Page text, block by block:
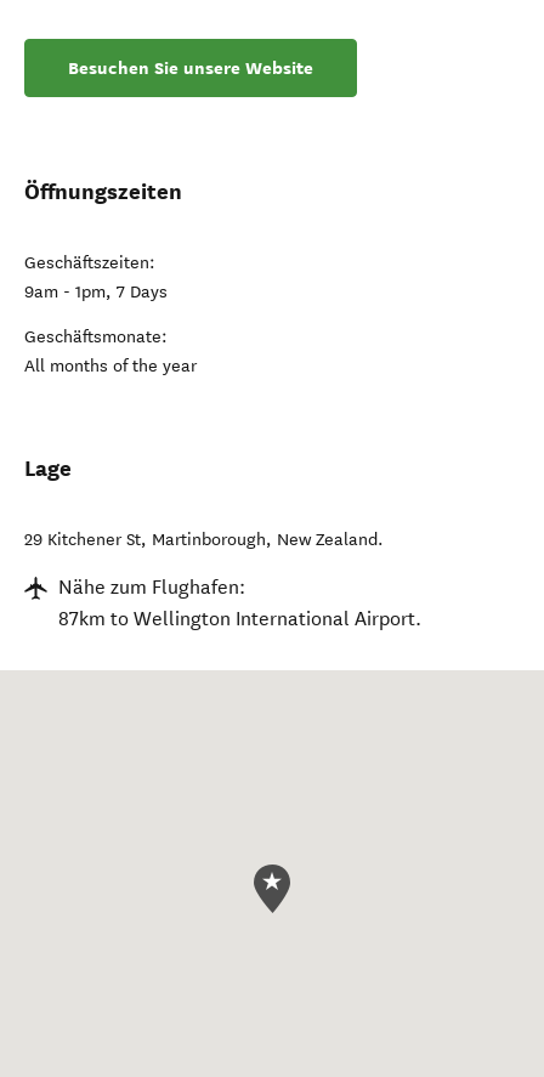
Besuchen Sie unsere Website
Öffnungszeiten
Geschäftszeiten:
9am - 1pm, 7 Days
Geschäftsmonate:
All months of the year
Lage
29 Kitchener St, Martinborough, New Zealand.
Nähe zum Flughafen:
87km to Wellington International Airport.